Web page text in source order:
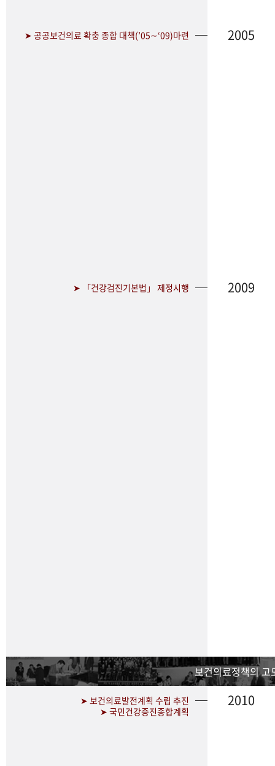
➤ 공공보건의료 확충 종합 대책(’05∼‘09)마련 2005
➤ 「건강검진기본법」 제정시행 2009
보건의료정책의 고
➤ 보건의료발전계획 수립 추진
➤ 국민건강증진종합계획
2010